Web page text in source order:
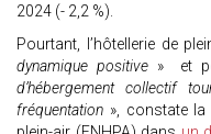
2024 (- 2,2 %).
Pourtant, l’hôtellerie de
dynamique positive» et
d’hébergement collectif
fréquentation », constate la